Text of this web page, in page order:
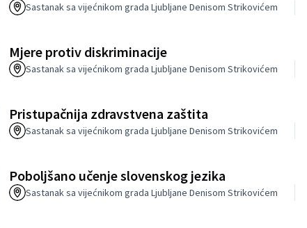
Sastanak sa vijećnikom grada Ljubljane Denisom Strikovićem
Mjere protiv diskriminacije
Sastanak sa vijećnikom grada Ljubljane Denisom Strikovićem
Pristupačnija zdravstvena zaštita
Sastanak sa vijećnikom grada Ljubljane Denisom Strikovićem
Poboljšano učenje slovenskog jezika
Sastanak sa vijećnikom grada Ljubljane Denisom Strikovićem